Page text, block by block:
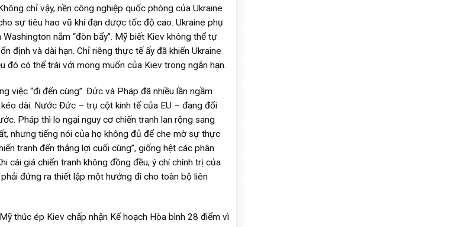
chỉ vậy, nền công nghiệp quốc phòng của Ukraine
sự tiêu hao vũ khí đạn dược tốc độ cao. Ukraine phụ
nắm “đòn bẩy”. Mỹ biết Kiev không thể tự
định và dài hạn. Chỉ riêng thực tế ấy đã khiến Ukraine
đó có thể trái với mong muốn của Kiev trong ngắn hạn.
việc “đi đến cùng”. Đức và Pháp đã nhiều lần ngầm
dài. Nước Đức – trụ cột kinh tế của EU – đang đối
Pháp thì lo ngại nguy cơ chiến tranh lan rộng sang
nhưng tiếng nói của họ không đủ để che mờ sự thực
tranh đến thắng lợi cuối cùng”, giống hệt các phân
cái giá chiến tranh không đồng đều, ý chí chính trị của
đứng ra thiết lập một hướng đi cho toàn bộ liên
thúc ép Kiev chấp nhận Kế hoạch Hòa bình 28 điểm vì